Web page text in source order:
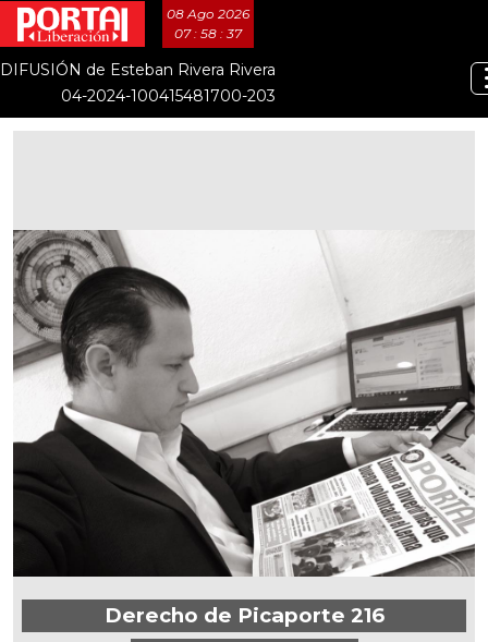
08 Ago 2026
07 : 58 : 38
DIFUSIÓN de Esteban Rivera Rivera
04-2024-100415481700-203
Derecho de Picaporte 216